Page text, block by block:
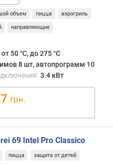
объем пицца аэрогриль
направляющие
от 50 °C, до 275 °C
8 шт, автопрограмм 10
3.4 кВт
грн.
69 Intel Pro Classico
пицца защита от детей